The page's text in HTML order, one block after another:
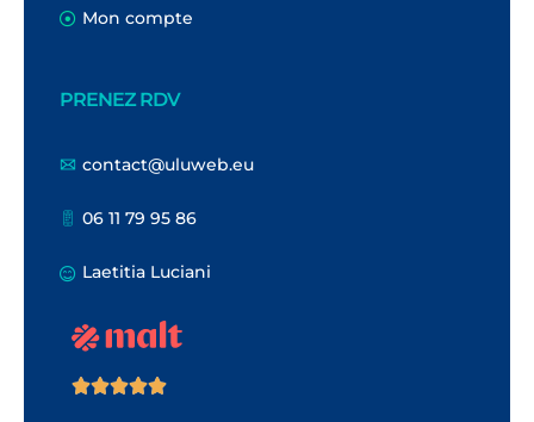
Mon compte
PRENEZ RDV
contact@uluweb.eu
06 11 79 95 86
Laetitia Luciani